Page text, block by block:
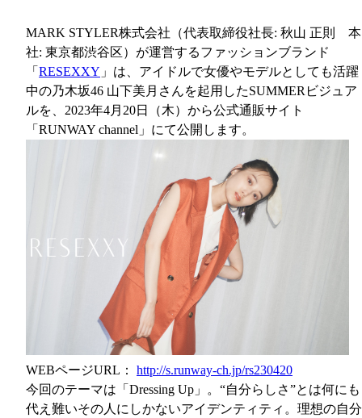
MARK STYLER株式会社（代表取締役社長: 秋山 正則 本
社: 東京都渋谷区）が運営するファッションブランド
「 RESEXXY 」は、アイドルで女優やモデルとしても活躍
中の乃木坂46 山下美月さんを起用したSUMMERビジュア
ルを、2023年4月20日（木）から公式通販サイト
「RUNWAY channel」にて公開します。
WEBページURL： http://s.runway-ch.jp/rs230420
今回のテーマは「Dressing Up」。“自分らしさ”とは何にも
代え難いその人にしかないアイデンティティ。理想の自分